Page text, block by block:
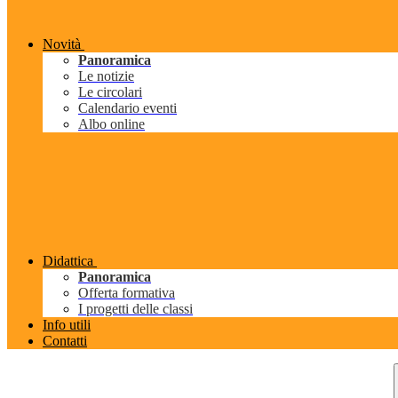
Novità
Panoramica
Le notizie
Le circolari
Calendario eventi
Albo online
Didattica
Panoramica
Offerta formativa
I progetti delle classi
Info utili
Contatti